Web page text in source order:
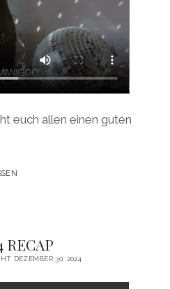
euch allen einen guten
RECAP
DEZEMBER 30, 2024